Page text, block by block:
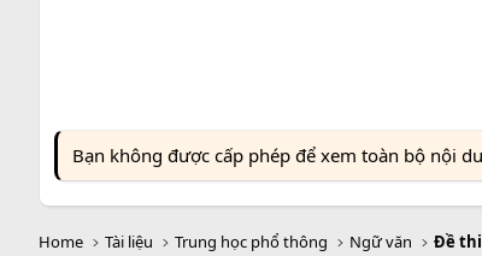
Bạn không được cấp phép để xem toàn bộ nội
Home Tài liệu Trung học phổ thông Ngữ văn Đề thi